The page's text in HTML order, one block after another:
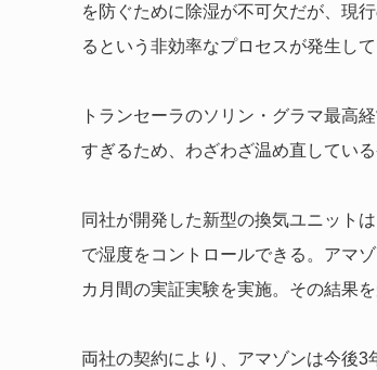
を防ぐために除湿が不可欠だが、現
るという非効率なプロセスが発生して
トランセーラのソリン・グラマ最高
すぎるため、わざわざ温め直してい
同社が開発した新型の換気ユニット
で湿度をコントロールできる。アマ
カ月間の実証実験を実施。その結果
両社の契約により、アマゾンは今後3